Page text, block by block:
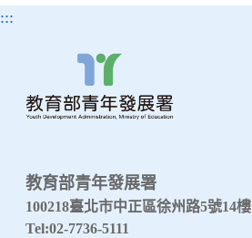
:::
教育部青年發展署
100218臺北市中正區徐州路5號14樓
Tel:02-7736-5111